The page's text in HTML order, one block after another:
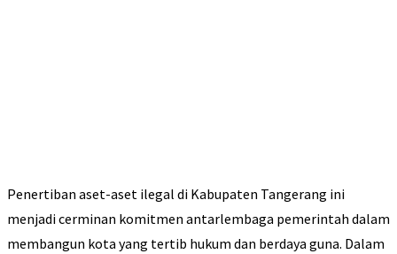
Penertiban aset-aset ilegal di Kabupaten Tangerang ini
menjadi cerminan komitmen antarlembaga pemerintah dalam
membangun kota yang tertib hukum dan berdaya guna. Dalam